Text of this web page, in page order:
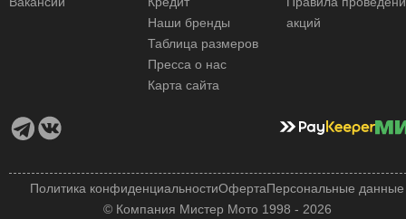
Наши бренды
Таблица размеров
Пресса о нас
Карта сайта
акций
© Компания Мистер Мото 1998 - 2026
Политика конфиденциальностиОфертаПерсональные данные